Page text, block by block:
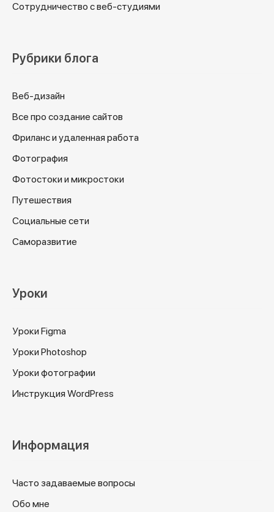
Сотрудничество с веб-студиями
Рубрики блога
Веб-дизайн
Все про создание сайтов
Фриланс и удаленная работа
Фотография
Фотостоки и микростоки
Путешествия
Социальные сети
Саморазвитие
Уроки
Уроки Figma
Уроки Photoshop
Уроки фотографии
Инструкция WordPress
Информация
Часто задаваемые вопросы
Обо мне